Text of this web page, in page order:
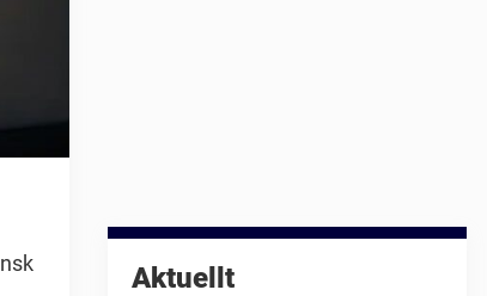
Aktuellt